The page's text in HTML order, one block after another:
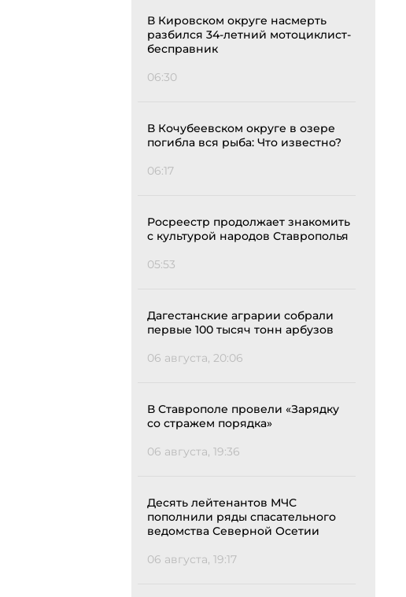
В Кировском округе насмерть
разбился 34-летний мотоциклист-
бесправник
06:30
В Кочубеевском округе в озере
погибла вся рыба: Что известно?
06:17
Росреестр продолжает знакомить
с культурой народов Ставрополья
05:53
Дагестанские аграрии собрали
первые 100 тысяч тонн арбузов
06 августа, 20:06
В Ставрополе провели «Зарядку
со стражем порядка»
06 августа, 19:36
Десять лейтенантов МЧС
пополнили ряды спасательного
ведомства Северной Осетии
06 августа, 19:17